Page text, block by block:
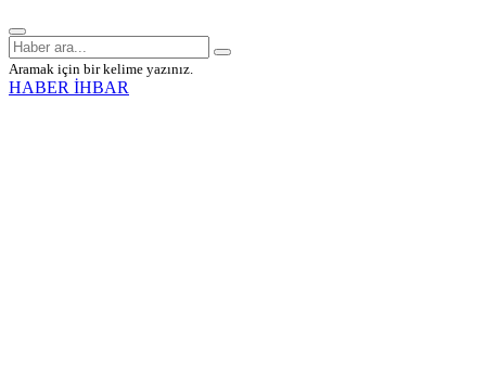
Aramak için bir kelime yazınız.
HABER İHBAR